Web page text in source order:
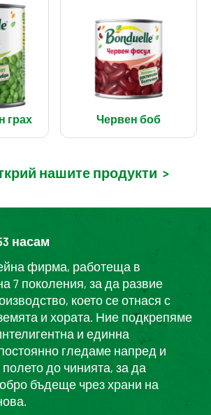
грах Червен боб
нашите продукти >
насам
фирма, работеща в
7 поколения, за да развие
което се отнася с
и хората. Ние подкрепяме
и единна
гледаме напред и
до чинията, за да
бъдеще чрез храни на